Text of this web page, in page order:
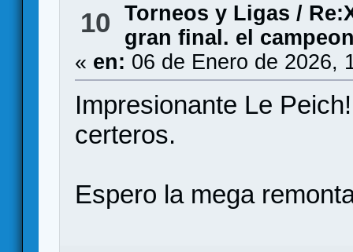
10 Torneos y Ligas /
gran final. el
« en: 06 de Enero de 2026,
Impresionante Le
certeros.
Espero la mega